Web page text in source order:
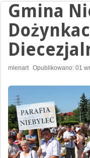
Gmina
mlenart Opublikowano: 01